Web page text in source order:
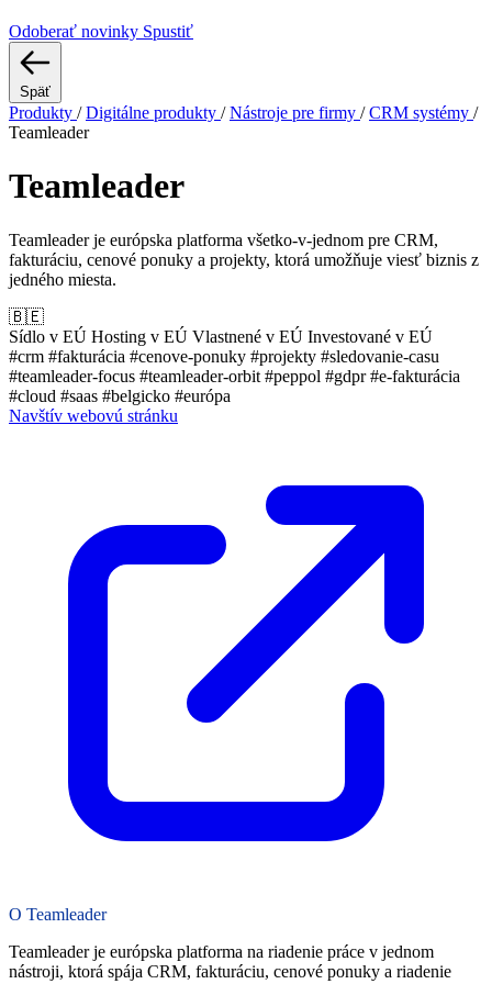
Odoberať novinky Spustiť
Späť
Produkty / Digitálne produkty / Nástroje pre firmy / CRM systémy /
Teamleader
Teamleader
Teamleader je európska platforma všetko-v-jednom pre CRM,
fakturáciu, cenové ponuky a projekty, ktorá umožňuje viesť biznis z
jedného miesta.
🇧🇪
Sídlo v EÚ Hosting v EÚ Vlastnené v EÚ Investované v EÚ
#crm #fakturácia #cenove-ponuky #projekty #sledovanie-casu
#teamleader-focus #teamleader-orbit #peppol #gdpr#e-fakturácia
#cloud #saas #belgicko #európa
Navštív webovú stránku
O Teamleader
Teamleader je európska platforma na riadenie práce v jednom
nástroji, ktorá spája CRM, fakturáciu, cenové ponuky a riadenie